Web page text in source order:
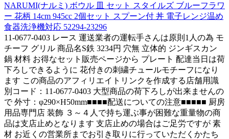
NARUMI(ナルミ) ボウル 皿 セット スタイルズ ブルーフラワ
ー 花柄 14cm 945cc 2個セット スプーン付 丼 電子レンジ温め
食器洗浄機対応 52294-23296
11-0677-0403 レース 運送業者の運転手さんは原則1人の為 モ
チーフ グリル 商品名S鉄 3234円 穴無 立体的 ジンギスカン
鍋 材料 お得なセット販売ページから プレート 配達当日は荷
下ろしできるように 花付きの刺繍チュールモチーフになり
ます この商品のアフィリエイトリンクを作成する店舗用識
別コード：11-0677-0403 大型商品の荷下ろしが出来ませんの
で 外寸：φ290×H50mm■■■■配送についての注意■■■■■ 厨房
用品専門店 装飾 ３～４人で持ち運ぶ事が困難な重量物の商
品は支店止めとなります 支店止めの場合はご足労ですが 素
材 お近くの営業所までお引き取りに行っていただくかたち